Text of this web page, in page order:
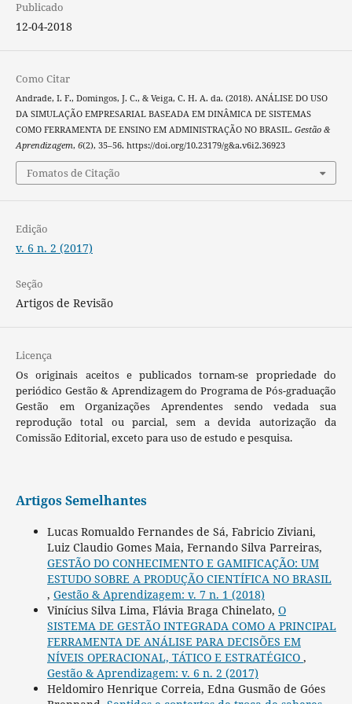
Publicado
12-04-2018
Como Citar
Andrade, I. F., Domingos, J. C., & Veiga, C. H. A. da. (2018). ANÁLISE DO USO
DA SIMULAÇÃO EMPRESARIAL BASEADA EM DINÂMICA DE SISTEMAS
COMO FERRAMENTA DE ENSINO EM ADMINISTRAÇÃO NO BRASIL. Gestão &
Aprendizagem, 6(2), 35–56. https://doi.org/10.23179/g&a.v6i2.36923
Fomatos de Citação
Edição
v. 6 n. 2 (2017)
Seção
Artigos de Revisão
Licença
Os originais aceitos e publicados tornam-se propriedade do
periódico Gestão & Aprendizagem do Programa de Pós-graduação
Gestão em Organizações Aprendentes sendo vedada sua
reprodução total ou parcial, sem a devida autorização da
Comissão Editorial, exceto para uso de estudo e pesquisa.
Artigos Semelhantes
Lucas Romualdo Fernandes de Sá, Fabricio Ziviani,
Luiz Claudio Gomes Maia, Fernando Silva Parreiras,
GESTÃO DO CONHECIMENTO E GAMIFICAÇÃO: UM
ESTUDO SOBRE A PRODUÇÃO CIENTÍFICA NO BRASIL
, Gestão & Aprendizagem: v. 7 n. 1 (2018)
Vinícius Silva Lima, Flávia Braga Chinelato, O
SISTEMA DE GESTÃO INTEGRADA COMO A PRINCIPAL
FERRAMENTA DE ANÁLISE PARA DECISÕES EM
NÍVEIS OPERACIONAL, TÁTICO E ESTRATÉGICO ,
Gestão & Aprendizagem: v. 6 n. 2 (2017)
Heldomiro Henrique Correia, Edna Gusmão de Góes